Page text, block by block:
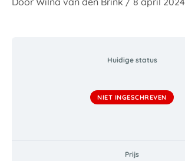
Huidige status
NIET INGESCHREVEN
Prijs